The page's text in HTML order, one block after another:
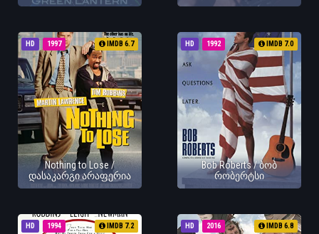
HD 1997 IMDB 6.7
Nothing to Lose /
დასაკარგი არაფერია
HD 1992 IMDB 7.0
Bob Roberts / ბობ
რობერტსი
HD 1994 IMDB 7.2 HD 2016 IMDB 6.8